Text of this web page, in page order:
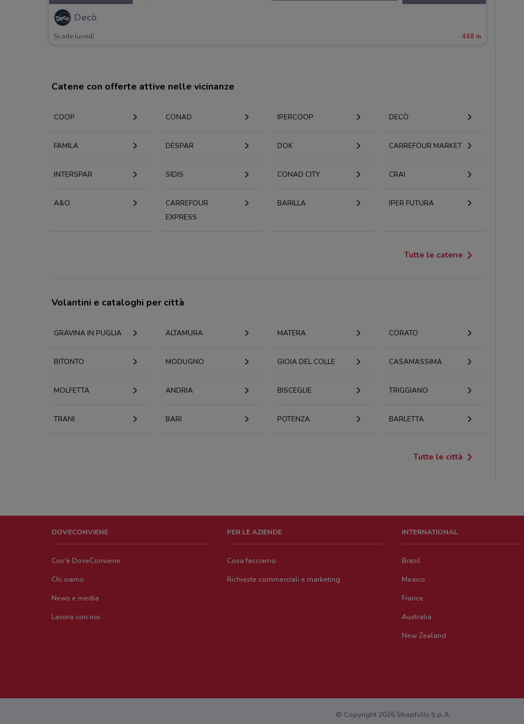
Decò
Scade lunedì 448 m
Catene con offerte attive nelle vicinanze
COOP CONAD IPERCOOP DECÒ
FAMILA DESPAR DOK CARREFOUR MARKET
INTERSPAR SIDIS CONAD CITY CRAI
A&O
CARREFOUR
EXPRESS
BARILLA IPER FUTURA
Tutte le catene
Volantini e cataloghi per città
GRAVINA IN PUGLIA ALTAMURA MATERA CORATO
BITONTO MODUGNO GIOIA DEL COLLE CASAMASSIMA
MOLFETTA ANDRIA BISCEGLIE TRIGGIANO
TRANI BARI POTENZA BARLETTA
Tutte le città
DOVECONVIENE
Cos'è DoveConviene
Chi siamo
News e media
Lavora con noi
PER LE AZIENDE
Cosa facciamo
Richieste commerciali e marketing
INTERNATIONAL
Brazil
Mexico
France
Australia
New Zealand
© Copyright 2026 Shopfully S.p.A.